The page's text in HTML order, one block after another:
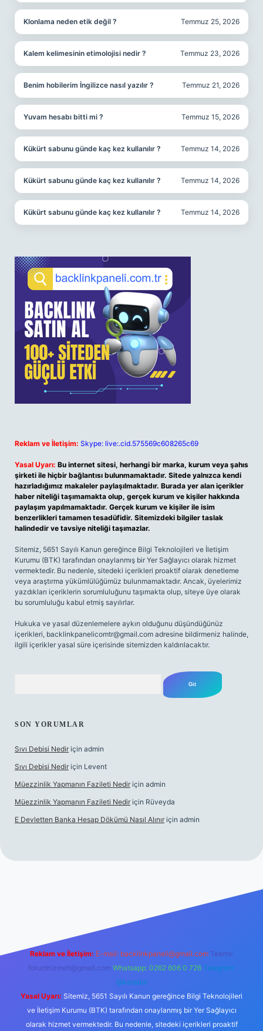
Klonlama neden etik değil ? Temmuz 25, 2026
Kalem kelimesinin etimolojisi nedir ? Temmuz 23, 2026
Benim hobilerim İngilizce nasıl yazılır ? Temmuz 21, 2026
Yuvam hesabı bitti mi ? Temmuz 15, 2026
Kükürt sabunu günde kaç kez kullanılır ? Temmuz 14, 2026
Kükürt sabunu günde kaç kez kullanılır ? Temmuz 14, 2026
Kükürt sabunu günde kaç kez kullanılır ? Temmuz 14, 2026
Reklam ve İletişim: Skype: live:.cid.575569c608265c69
Yasal Uyarı: Bu internet sitesi, herhangi bir marka, kurum veya şahıs
şirketi ile hiçbir bağlantısı bulunmamaktadır. Sitede yalnızca kendi
hazırladığımız makaleler paylaşılmaktadır. Burada yer alan içerikler
haber niteliği taşımamakta olup, gerçek kurum ve kişiler hakkında
paylaşım yapılmamaktadır. Gerçek kurum ve kişiler ile isim
benzerlikleri tamamen tesadüfidir. Sitemizdeki bilgiler taslak
halindedir ve tavsiye niteliği taşımazlar.
Sitemiz, 5651 Sayılı Kanun gereğince Bilgi Teknolojileri ve İletişim
Kurumu (BTK) tarafından onaylanmış bir Yer Sağlayıcı olarak hizmet
vermektedir. Bu nedenle, sitedeki içerikleri proaktif olarak denetleme
veya araştırma yükümlülüğümüz bulunmamaktadır. Ancak, üyelerimiz
yazdıkları içeriklerin sorumluluğunu taşımakta olup, siteye üye olarak
bu sorumluluğu kabul etmiş sayılırlar.
Hukuka ve yasal düzenlemelere aykırı olduğunu düşündüğünüz
içerikleri, backlinkpanelicomtr@gmail.com adresine bildirmeniz halinde,
ilgili içerikler yasal süre içerisinde sitemizden kaldırılacaktır.
SON YORUMLAR
Sıvı Debisi Nedir için admin
Sıvı Debisi Nedir için Levent
Müezzinlik Yapmanın Fazileti Nedir için admin
Müezzinlik Yapmanın Fazileti Nedir için Rüveyda
E Devletten Banka Hesap Dökümü Nasıl Alınır için admin
Reklam ve İletişim: E-mail: backlinkpaneli@gmail.com Teams:
forumhizmeti@gmail.com Whatsapp: 0262 606 0 726 Telegram:
@karabul
Yasal Uyarı: Sitemiz, 5651 Sayılı Kanun gereğince Bilgi Teknolojileri
ve İletişim Kurumu (BTK) tarafından onaylanmış bir Yer Sağlayıcı
olarak hizmet vermektedir. Bu nedenle, sitedeki içerikleri proaktif